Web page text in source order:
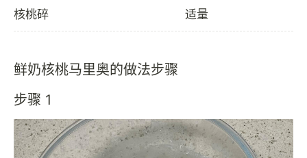
核桃碎 适量
鲜奶核桃马里奥的做法步骤
步骤 1